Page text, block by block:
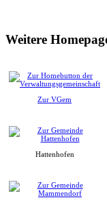
Weitere
Zur VGem
Hattenhofen